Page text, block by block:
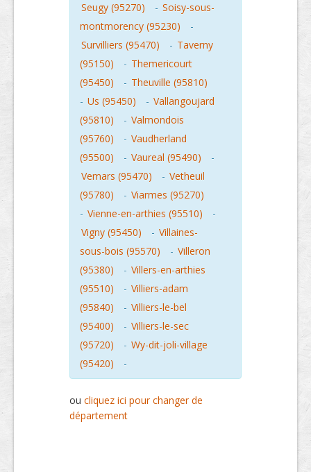
Seugy (95270)
- Soisy-sous-
montmorency (95230)
-
Survilliers (95470)
- Taverny
(95150)
- Themericourt
(95450)
- Theuville (95810)
- Us (95450) - Vallangoujard
(95810)
- Valmondois
(95760)
- Vaudherland
(95500)
- Vaureal (95490)
-
Vemars (95470)
- Vetheuil
(95780)
- Viarmes (95270)
- Vienne-en-arthies (95510)
-
Vigny (95450)
- Villaines-
sous-bois (95570)
- Villeron
(95380)
- Villers-en-arthies
(95510)
- Villiers-adam
(95840)
- Villiers-le-bel
(95400)
- Villiers-le-sec
(95720)
- Wy-dit-joli-village
(95420)
-
ou cliquez ici pour changer de
département